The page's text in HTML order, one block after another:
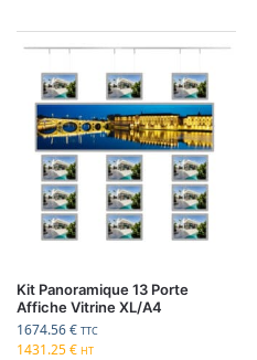
Kit Panoramique 13 Porte
Affiche Vitrine XL/A4
1674.56€ TTC
1431.25€ HT